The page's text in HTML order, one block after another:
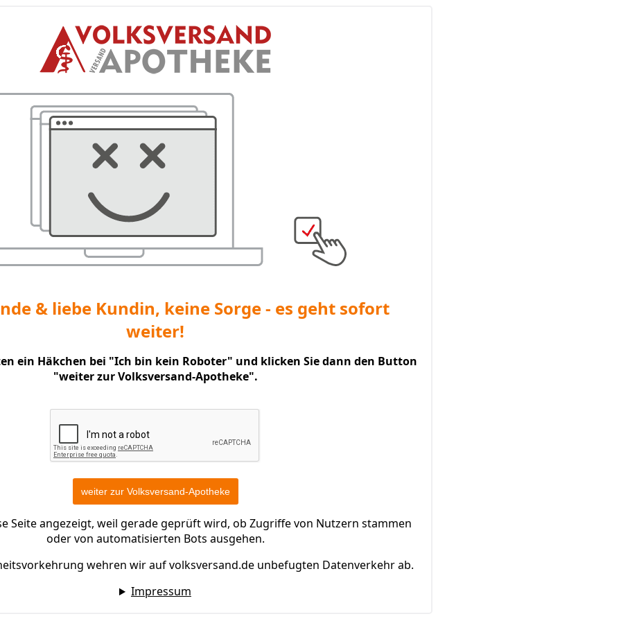
& liebe Kundin, keine Sorge - es geht sofort
weiter!
ein Häkchen bei "Ich bin kein Roboter" und klicken Sie dann den Button
"weiter zur Volksversand-Apotheke".
Seite angezeigt, weil gerade geprüft wird, ob Zugriffe von Nutzern stammen
oder von automatisierten Bots ausgehen.
wehren wir auf volksversand.de unbefugten Datenverkehr ab.
Impressum